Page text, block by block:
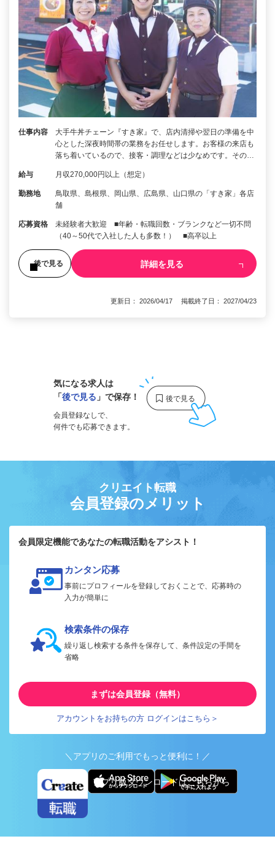
仕事内容
大手牛丼チェーン『すき家』で、店内清掃や翌日の準備を中
心とした深夜時間帯の業務をお任せします。お客様の来店も
落ち着いているので、接客・調理などは少なめです。その…
給与 月収270,000円以上（想定）
勤務地
鳥取県、島根県、岡山県、広島県、山口県の「すき家」各店
舗
応募資格
未経験者大歓迎 ■年齢・転職回数・ブランクなど一切不問
（40～50代で入社した人も多数！） ■高卒以上
後で見る 詳細を見る
更新日： 2026/04/17 掲載終了日： 2027/04/23
気になる求人は
「後で見る 」で保存！
会員登録なしで、
何件でも応募できます。
クリエイト転職
会員登録のメリット
会員限定機能であなたの転職活動をアシスト！
カンタン応募
事前にプロフィールを登録しておくことで、応募時の
入力が簡単に
検索条件の保存
繰り返し検索する条件を保存して、条件設定の手間を
省略
まずは会員登録（無料）
アカウントをお持ちの方 ログインはこちら＞
＼アプリのご利用でもっと便利に！／
アプリ版ダウンロードはこちらから